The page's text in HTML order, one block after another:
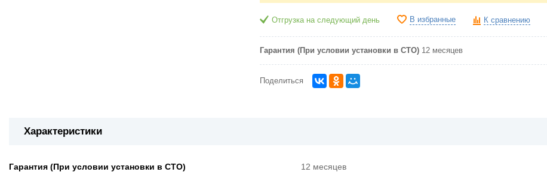
Отгрузка на следующий день В избранные К сравнению
Гарантия (При условии установки в СТО) 12 месяцев
Поделиться
Характеристики
Гарантия (При условии установки в СТО) 12 месяцев